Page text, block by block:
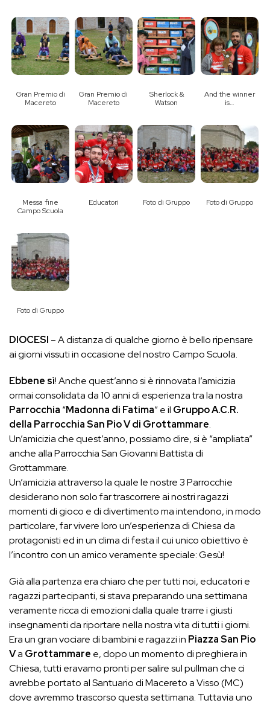
Gran Premio di
Macereto
Gran Premio di
Macereto
Sherlock &
Watson
And the winner
is…
Messa fine
Campo Scuola
Educatori Foto di Gruppo Foto di Gruppo
Foto di Gruppo
DIOCESI – A distanza di qualche giorno è bello ripensare
ai giorni vissuti in occasione del nostro Campo Scuola.
Ebbene sì! Anche quest’anno si è rinnovata l’amicizia
ormai consolidata da 10 anni di esperienza tra la nostra
Parrocchia “Madonna di Fatima” e il Gruppo A.C.R.
della Parrocchia San Pio V di Grottammare.
Un’amicizia che quest’anno, possiamo dire, si è “ampliata”
anche alla Parrocchia San Giovanni Battista di
Grottammare.
Un’amicizia attraverso la quale le nostre 3 Parrocchie
desiderano non solo far trascorrere ai nostri ragazzi
momenti di gioco e di divertimento ma intendono, in modo
particolare, far vivere loro un’esperienza di Chiesa da
protagonisti ed in un clima di festa il cui unico obiettivo è
l’incontro con un amico veramente speciale: Gesù!
Già alla partenza era chiaro che per tutti noi, educatori e
ragazzi partecipanti, si stava preparando una settimana
veramente ricca di emozioni dalla quale trarre i giusti
insegnamenti da riportare nella nostra vita di tutti i giorni.
Era un gran vociare di bambini e ragazzi in Piazza San Pio
Va Grottammare e, dopo un momento di preghiera in
Chiesa, tutti eravamo pronti per salire sul pullman che ci
avrebbe portato al Santuario di Macereto a Visso (MC)
dove avremmo trascorso questa settimana. Tuttavia uno